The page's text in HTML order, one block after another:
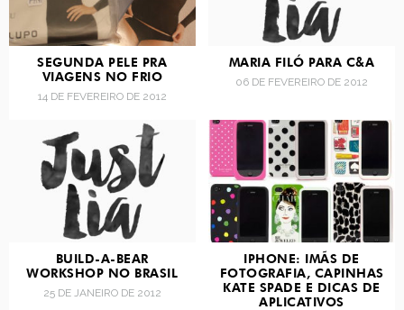
SEGUNDA PELE PRA
VIAGENS NO FRIO
14 DE FEVEREIRO DE 2012
MARIA FILÓ PARA C&A
06 DE FEVEREIRO DE 2012
BUILD-A-BEAR
WORKSHOP NO BRASIL
25 DE JANEIRO DE 2012
IPHONE: IMÃS DE
FOTOGRAFIA, CAPINHAS
KATE SPADE E DICAS DE
APLICATIVOS